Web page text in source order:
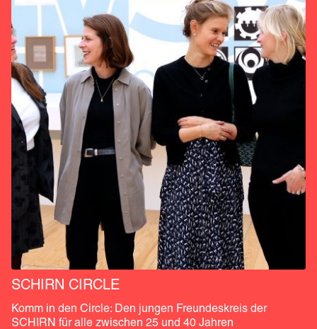
SCHIRN CIRCLE
Komm in den Circle: Den jungen Freundeskreis der
SCHIRN für alle zwischen 25 und 40 Jahren